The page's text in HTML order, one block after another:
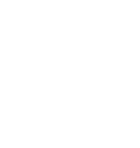
Hit enter to